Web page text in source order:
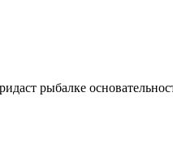
рыбалке